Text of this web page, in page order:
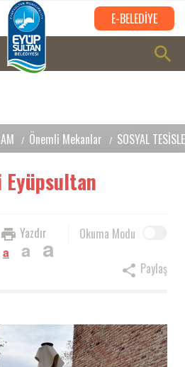
E-BELEDİYE
Önemli Mekanlar SOSYAL
Eyüpsultan
Okuma Modu
Yazdır
a a a
Paylaş